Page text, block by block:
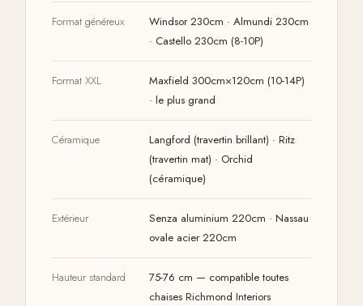
Format généreux
Windsor 230cm · Almundi 230cm
· Castello 230cm (8-10P)
Format XXL
Maxfield 300cm×120cm (10-14P)
· le plus grand
Céramique
Langford (travertin brillant) · Ritz
(travertin mat) · Orchid
(céramique)
Extérieur
Senza aluminium 220cm · Nassau
ovale acier 220cm
Hauteur standard
75-76 cm — compatible toutes
chaises Richmond Interiors